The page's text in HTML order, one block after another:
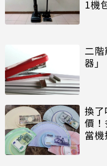
1機
二
器
換
價！
當